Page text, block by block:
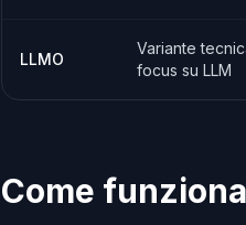
LLMO
Variante
focus su LLM
Come